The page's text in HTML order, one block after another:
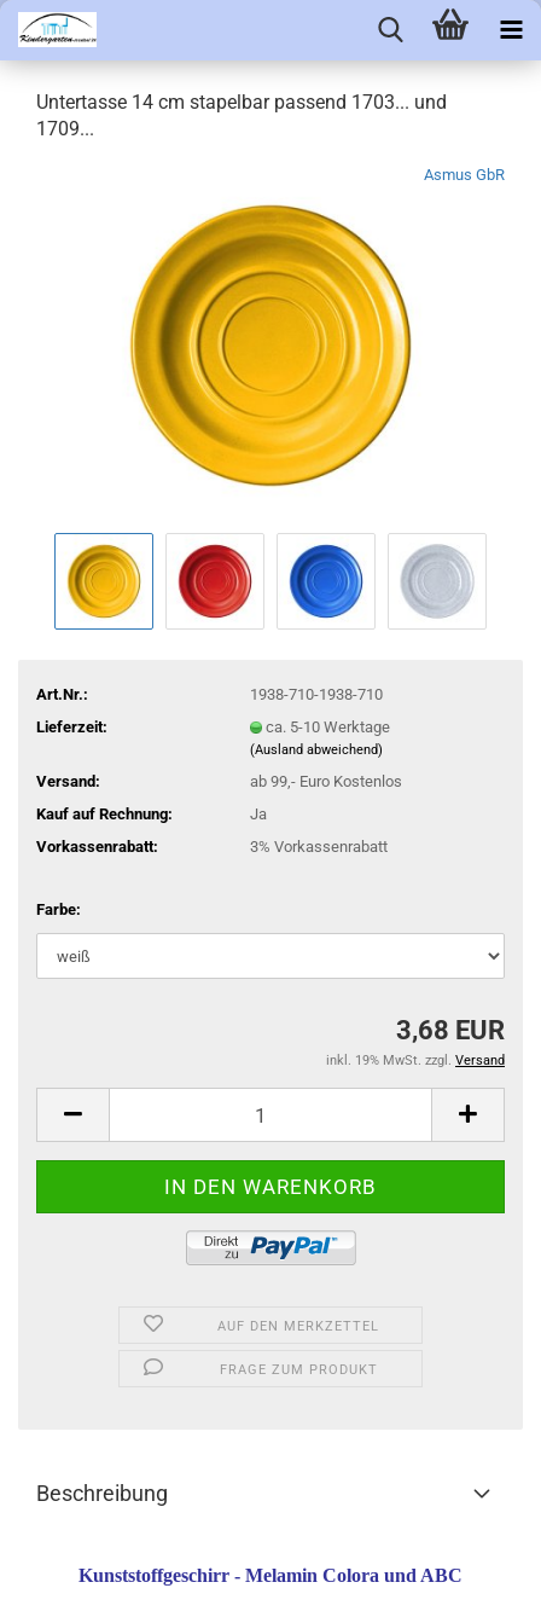
Untertasse 14 cm stapelbar passend 1703... und
1709...
Asmus GbR
Art.Nr.:
1938-710-1938-710
Lieferzeit:
ca. 5-10 Werktage
(Ausland abweichend)
Versand:
ab 99,- Euro Kostenlos
Kauf auf Rechnung:
Ja
Vorkassenrabatt:
3% Vorkassenrabatt
Farbe:
3,68 EUR
inkl. 19% MwSt. zzgl. Versand
AUF DEN MERKZETTEL
FRAGE ZUM PRODUKT
Beschreibung
Kunststoffgeschirr - Melamin Colora und ABC